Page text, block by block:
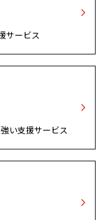
サービス
い支援サービス